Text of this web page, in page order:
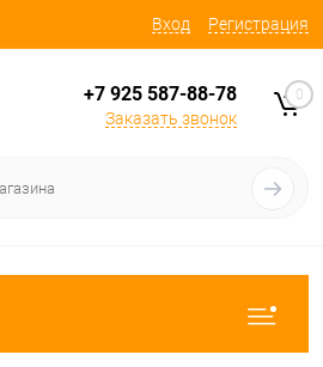
Вход Регистрация
+7 925 587-88-78
Заказать звонок
0